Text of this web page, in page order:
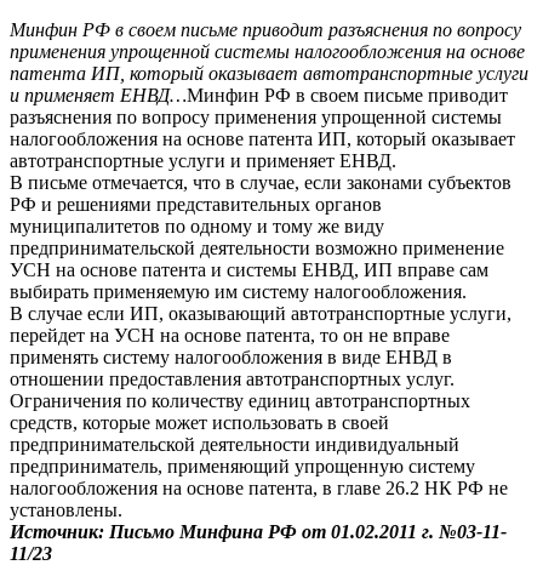
Минфин РФ в своем письме приводит разъяснения по вопросу
применения упрощенной системы налогообложения на основе
патента ИП, который оказывает автотранспортные услуги
и применяет ЕНВД…Минфин РФ в своем письме приводит
разъяснения по вопросу применения упрощенной системы
налогообложения на основе патента ИП, который оказывает
автотранспортные услуги и применяет ЕНВД.
В письме отмечается, что в случае, если законами субъектов
РФ и решениями представительных органов
муниципалитетов по одному и тому же виду
предпринимательской деятельности возможно применение
УСН на основе патента и системы ЕНВД, ИП вправе сам
выбирать применяемую им систему налогообложения.
В случае если ИП, оказывающий автотранспортные услуги,
перейдет на УСН на основе патента, то он не вправе
применять систему налогообложения в виде ЕНВД в
отношении предоставления автотранспортных услуг.
Ограничения по количеству единиц автотранспортных
средств, которые может использовать в своей
предпринимательской деятельности индивидуальный
предприниматель, применяющий упрощенную систему
налогообложения на основе патента, в главе 26.2 НК РФ не
установлены.
Источник: Письмо Минфина РФ от 01.02.2011 г. №03-11-
11/23